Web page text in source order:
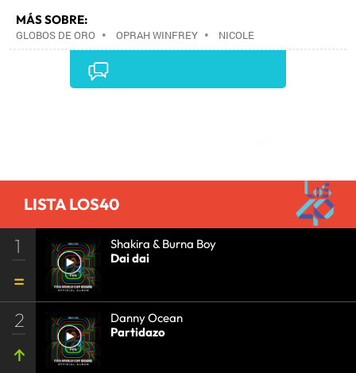
MÁS SOBRE:
GLOBOS DE ORO • OPRAH WINFREY • NICOLE
•PREMIOS CINE•CINE•
LISTA LOS40
1
Shakira & Burna Boy
Dai dai
2
Danny Ocean
Partidazo